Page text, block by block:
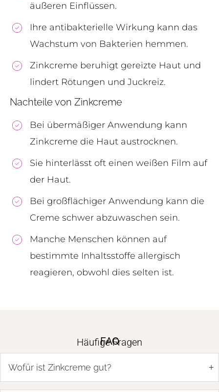
äußeren Einflüssen.
Ihre antibakterielle Wirkung kann das
Wachstum von Bakterien hemmen.
Zinkcreme beruhigt gereizte Haut und
lindert Rötungen und Juckreiz.
Nachteile von Zinkcreme
Bei übermäßiger Anwendung kann
Zinkcreme die Haut austrocknen.
Sie hinterlässt oft einen weißen Film auf
der Haut.
Bei großflächiger Anwendung kann die
Creme schwer abzuwaschen sein.
Manche Menschen können auf
bestimmte Inhaltsstoffe allergisch
reagieren, obwohl dies selten ist.
FAQ
Häufige Fragen
Wofür ist Zinkcreme gut? +